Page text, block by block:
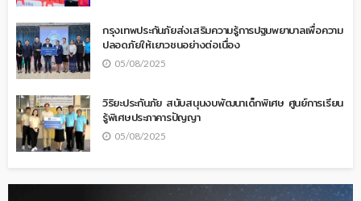
กรุงเทพประกันภัยส่งเสริมความรู้การปฐมพยาบาลเพื่อความ
ปลอดภัยให้เยาวชนอย่างต่อเนื่อง
05/08/2025
วิริยะประกันภัย สนับสนุนงบพัฒนาเด็กพิเศษ ศูนย์การเรียน
รู้พิเศษประภาคารปัญญา
05/08/2025